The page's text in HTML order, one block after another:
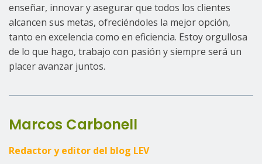
enseñar, innovar y asegurar que todos los clientes
alcancen sus metas, ofreciéndoles la mejor opción,
tanto en excelencia como en eficiencia. Estoy orgullosa
de lo que hago, trabajo con pasión y siempre será un
placer avanzar juntos.
Marcos Carbonell
Redactor y editor del blog LEV